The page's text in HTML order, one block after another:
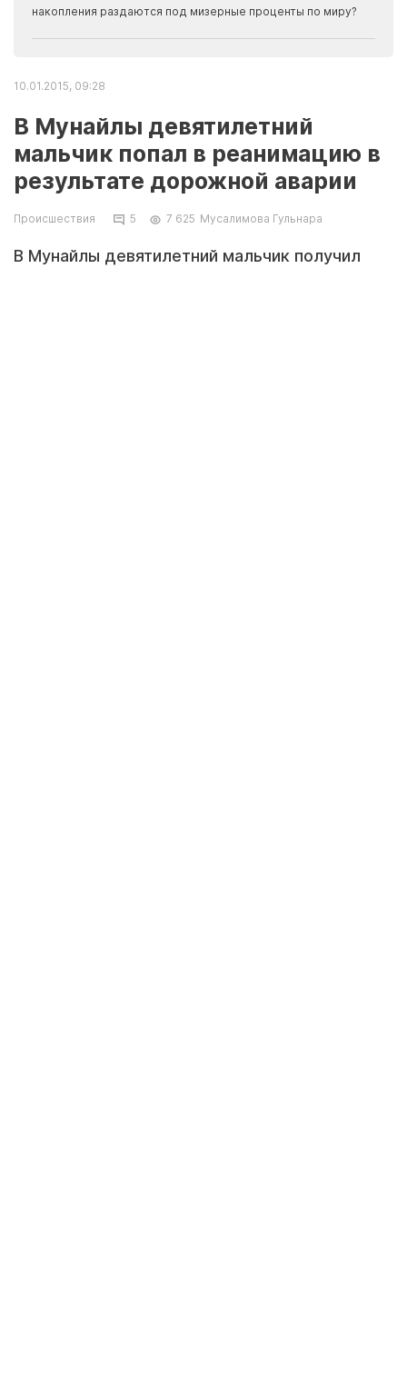
накопления раздаются под мизерные проценты по миру?
10.01.2015, 09:28
В Мунайлы девятилетний
мальчик попал в реанимацию в
результате дорожной аварии
Происшествия 5 7 625 Мусалимова Гульнара
В Мунайлы девятилетний мальчик получил